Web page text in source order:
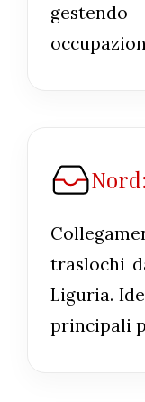
traslochi
Liguria.
principali